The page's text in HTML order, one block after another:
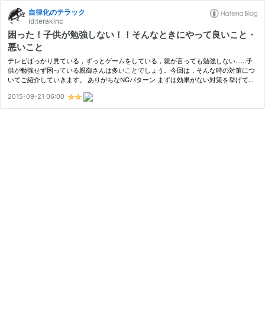
自律化のテラック
id:terakinc
困った！子供が勉強しない！！そんなときにやって良いこと・
悪いこと
テレビばっかり見ている，ずっとゲームをしている，親が言っても勉強しない……子
供が勉強せず困っている親御さんは多いことでしょう。今回は，そんな時の対策につ
いてご紹介していきます。 ありがちなNGパターン まずは効果がない対策を挙げてみ
2015-09-21 06:00